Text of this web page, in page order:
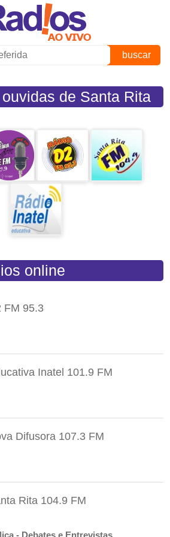
buscar
de Santa Rita
online
FM 95.3
Inatel 101.9 FM
Difusora 107.3 FM
Rita 104.9 FM
- Debates e Entrevistas